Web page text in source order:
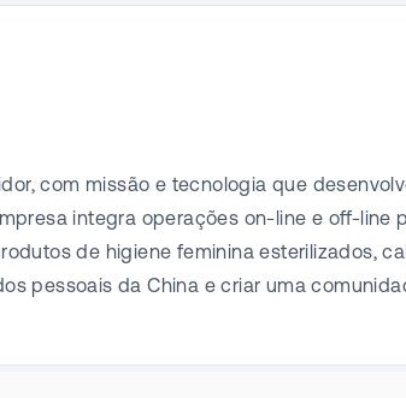
com missão e tecnologia que
integra operações on-line e off-line
de higiene feminina esterilizados,
pessoais da China e criar uma